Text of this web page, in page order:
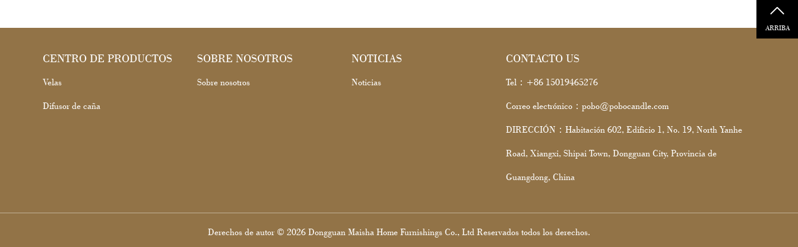
CENTRO DE PRODUCTOS
Velas
Difusor de caña
SOBRE NOSOTROS
Sobre nosotros
NOTICIAS
Noticias
CONTACTO US
Tel：+86 15019465276
Correo electrónico：pobo@pobocandle.com
DIRECCIÓN：Habitación 602, Edificio 1, No. 19, North Yanhe
Road, Xiangxi, Shipai Town, Dongguan City, Provincia de
Guangdong, China
Derechos de autor © 2026 Dongguan Maisha Home Furnishings Co., Ltd Reservados todos los derechos.
ARRIBA